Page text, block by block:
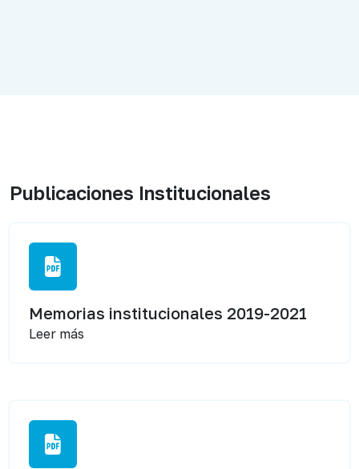
Publicaciones Institucionales
Memorias institucionales 2019-2021
Leer más